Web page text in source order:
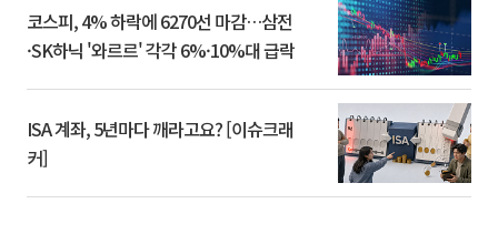
코스피, 4% 하락에 6270선 마감…삼전
·SK하닉 '와르르' 각각 6%·10%대 급락
ISA 계좌, 5년마다 깨라고요? [이슈크래
커]